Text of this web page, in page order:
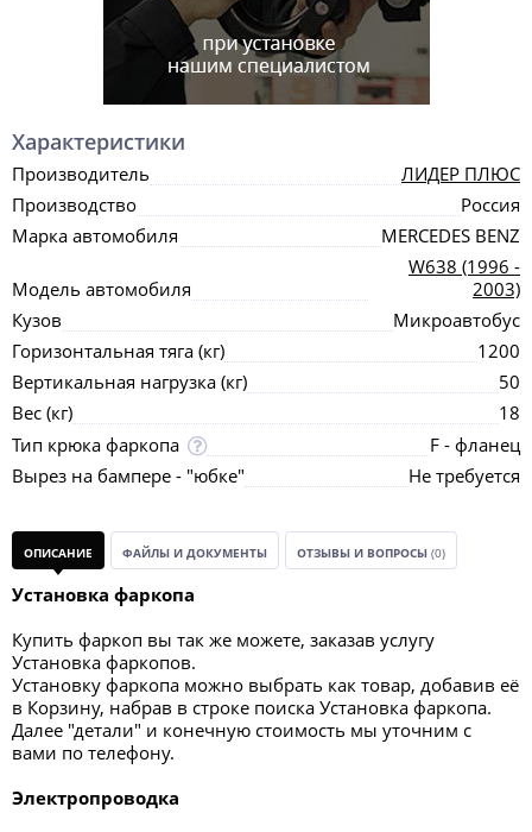
Характеристики
Производитель
ЛИДЕР ПЛЮС
Производство
Россия
Марка автомобиля
MERCEDES BENZ
Модель автомобиля
W638 (1996 -
2003)
Кузов
Микроавтобус
Горизонтальная тяга (кг)
1200
Вертикальная нагрузка (кг)
50
Вес (кг)
18
Тип крюка фаркопа
F - фланец
Вырез на бампере - "юбке"
Не требуется
ОПИСАНИЕ ФАЙЛЫ И ДОКУМЕНТЫ ОТЗЫВЫ И ВОПРОСЫ (0)
Установка фаркопа
Купить фаркоп вы так же можете, заказав услугу
Установка фаркопов.
Установку фаркопа можно выбрать как товар, добавив её
в Корзину, набрав в строке поиска Установка фаркопа.
Далее "детали" и конечную стоимость мы уточним с
вами по телефону.
Электропроводка